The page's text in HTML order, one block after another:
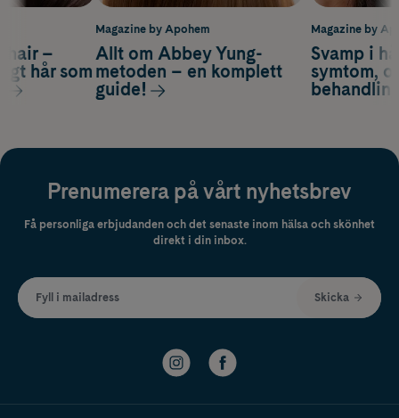
Magazine by
Svamp i
symtom,
hair –
hår som
Magazine by Apohem
Allt om Abbey Yung-
metoden – en komplett
guide!
Prenumerera på vårt nyhetsbrev
Få personliga erbjudanden och det senaste inom hälsa och skönhet
direkt i din inbox.
Fyll i mailadress Skicka